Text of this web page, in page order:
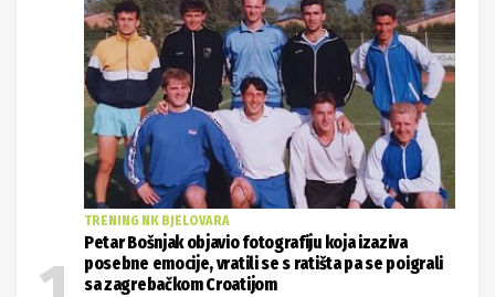
TRENING NK BJELOVARA
Petar Bošnjak objavio fotografiju koja izaziva
posebne emocije, vratili se s ratišta pa se poigrali
sa zagrebačkom Croatijom